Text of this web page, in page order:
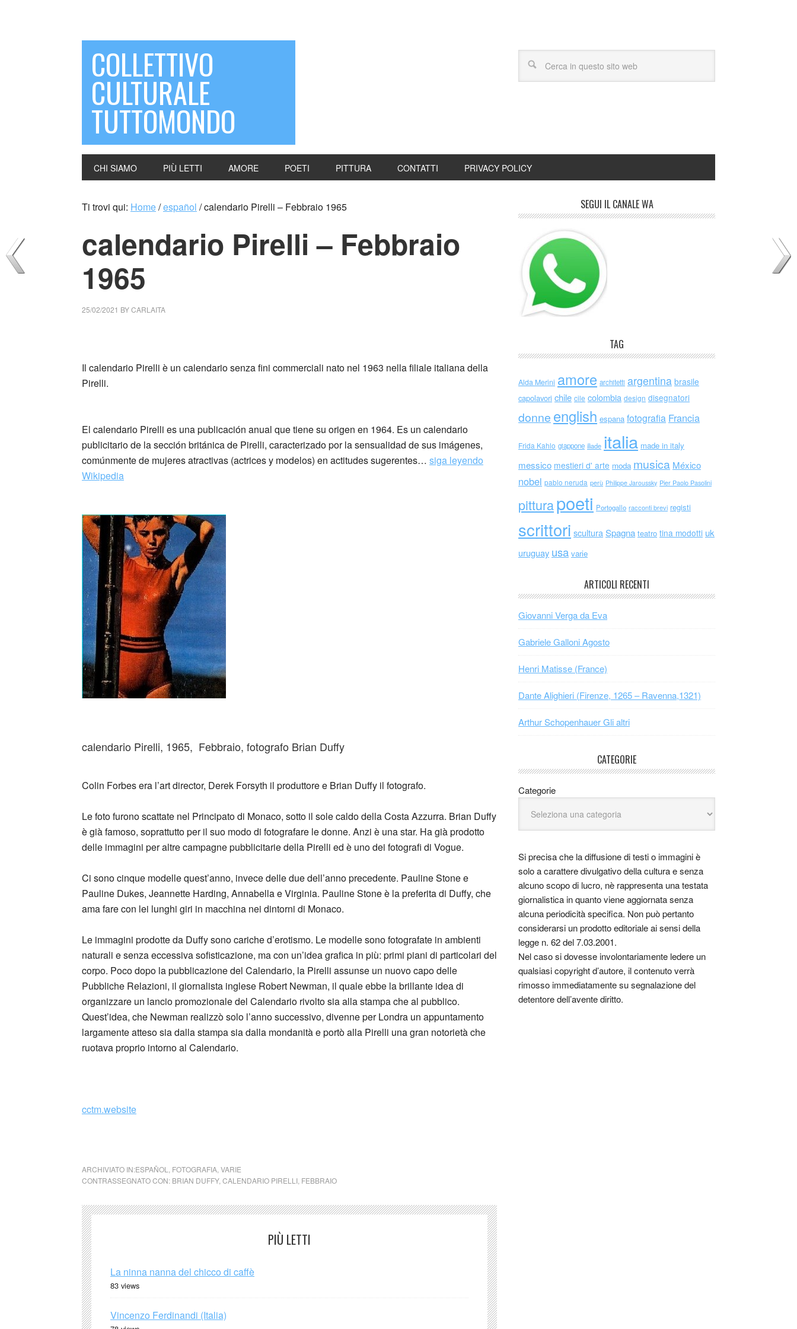
COLLETTIVO
CULTURALE
TUTTOMONDO
CHI SIAMO PIÙ LETTI AMORE POETI PITTURA CONTATTI PRIVACY POLICY
Ti trovi qui: Home/español /calendario Pirelli – Febbraio 1965
calendario Pirelli – Febbraio
1965
25/02/2021 BYCARLAITA
Il calendario Pirelli è un calendario senza fini commerciali nato nel 1963 nella filiale italiana della
Pirelli.
El calendario Pirelli es una publicación anual que tiene su origen en 1964. Es un calendario
publicitario de la sección británica de Pirelli, caracterizado por la sensualidad de sus imágenes,
comúnmente de mujeres atractivas (actrices y modelos) en actitudes sugerentes… siga leyendo
Wikipedia
calendario Pirelli, 1965, Febbraio, fotografo Brian Duffy
Colin Forbes era l’art director, Derek Forsyth il produttore e Brian Duffy il fotografo.
Le foto furono scattate nel Principato di Monaco, sotto il sole caldo della Costa Azzurra. Brian Duffy
è già famoso, soprattutto per il suo modo di fotografare le donne. Anzi è una star. Ha già prodotto
delle immagini per altre campagne pubblicitarie della Pirelli ed è uno dei fotografi di Vogue.
Ci sono cinque modelle quest’anno, invece delle due dell’anno precedente. Pauline Stone e
Pauline Dukes, Jeannette Harding, Annabella e Virginia. Pauline Stone è la preferita di Duffy, che
ama fare con lei lunghi giri in macchina nei dintorni di Monaco.
Le immagini prodotte da Duffy sono cariche d’erotismo. Le modelle sono fotografate in ambienti
naturali e senza eccessiva sofisticazione, ma con un’idea grafica in più: primi piani di particolari del
corpo. Poco dopo la pubblicazione del Calendario, la Pirelli assunse un nuovo capo delle
Pubbliche Relazioni, il giornalista inglese Robert Newman, il quale ebbe la brillante idea di
organizzare un lancio promozionale del Calendario rivolto sia alla stampa che al pubblico.
Quest’idea, che Newman realizzò solo l’anno successivo, divenne per Londra un appuntamento
largamente atteso sia dalla stampa sia dalla mondanità e portò alla Pirelli una gran notorietà che
ruotava proprio intorno al Calendario.
cctm.website
ARCHIVIATO IN:ESPAÑOL FOTOGRAFIA VARIE
CONTRASSEGNATO CON: BRIAN DUFFY, CALENDARIO PIRELLI FEBBRAIO
PIÙ LETTI
La ninna nanna del chicco di caffè
83 views
Vincenzo Ferdinandi (Italia)
SEGUI IL CANALE WA
TAG
Alda Merini amore architetti argentina brasile
capolavori chile cile colombia design disegnatori
donne english espana fotografia Francia
Frida Kahlo giappone iliade italia made in italy
messico mestieri d' arte moda musica México
nobel pablo neruda perù Philippe Jaroussky Pier Paolo Pasolini
pitturapoeti Portogallo racconti brevi registi
scrittori scultura Spagna teatro tina modotti uk
uruguay usa varie
ARTICOLI RECENTI
Giovanni Verga da Eva
Gabriele Galloni Agosto
Henri Matisse (France)
Dante Alighieri (Firenze, 1265 – Ravenna,1321)
Arthur Schopenhauer Gli altri
CATEGORIE
Categorie
Si precisa che la diffusione di testi o immagini è
solo a carattere divulgativo della cultura e senza
alcuno scopo di lucro, nè rappresenta una testata
giornalistica in quanto viene aggiornata senza
alcuna periodicità specifica. Non può pertanto
considerarsi un prodotto editoriale ai sensi della
legge n. 62 del 7.03.2001.
Nel caso si dovesse involontariamente ledere un
qualsiasi copyright d’autore, il contenuto verrà
rimosso immediatamente su segnalazione del
detentore dell’avente diritto.